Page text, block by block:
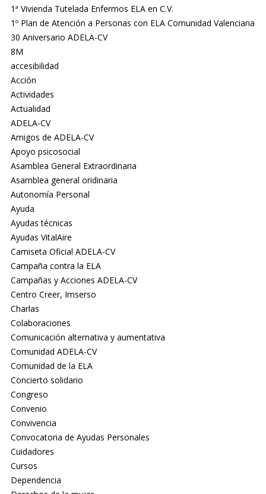
1ª Vivienda Tutelada Enfermos ELA en C.V.
1º Plan de Atención a Personas con ELA Comunidad Valenciana
30 Aniversario ADELA-CV
8M
accesibilidad
Acción
Actividades
Actualidad
ADELA-CV
Amigos de ADELA-CV
Apoyo psicosocial
Asamblea General Extraordinaria
Asamblea general oridinaria
Autonomía Personal
Ayuda
Ayudas técnicas
Ayudas VitalAire
Camiseta Oficial ADELA-CV
Campaña contra la ELA
Campañas y Acciones ADELA-CV
Centro Creer, Imserso
Charlas
Colaboraciones
Comunicación alternativa y aumentativa
Comunidad ADELA-CV
Comunidad de la ELA
Concierto solidario
Congreso
Convenio
Convivencia
Convocatoria de Ayudas Personales
Cuidadores
Cursos
Dependencia